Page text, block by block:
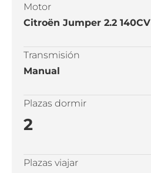
Motor
Citroën Jumper 2.2 140CV
Transmisión
Manual
Plazas dormir
2
Plazas viajar